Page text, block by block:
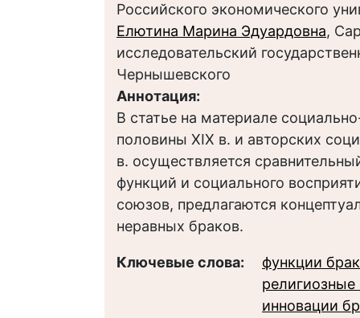
Российского экономического
Елютина Марина Эдуардовна,
исследовательский
Чернышевского
Аннотация:
В статье на материале
половины ХIХ в. и авторских
в. осуществляется
функций и социального
союзов, предлагаются
неравных браков.
Ключевые слова:
функции
религиозные
инновации